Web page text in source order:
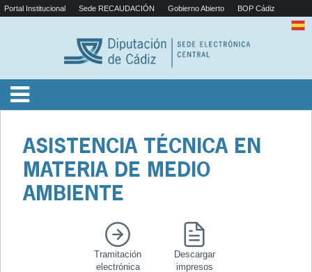
Portal Institucional Sede RECAUDACIÓN Gobierno Abierto BOP Cádiz
ASISTENCIA TÉCNICA EN
MATERIA DE MEDIO
AMBIENTE
Tramitación
electrónica
Descargar
impresos